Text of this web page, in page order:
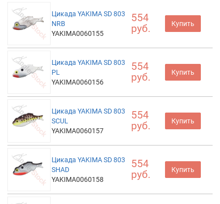
Цикада YAKIMA SD 803
NRB
YAKIMA0060155
554
руб.
Купить
Цикада YAKIMA SD 803
PL
YAKIMA0060156
554
руб.
Купить
Цикада YAKIMA SD 803
SCUL
YAKIMA0060157
554
руб.
Купить
Цикада YAKIMA SD 803
SHAD
YAKIMA0060158
554
руб.
Купить